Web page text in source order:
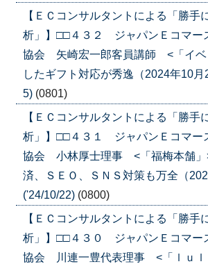
【ＥＣコンサルタントによる「勝手
析」】□□４３２ ジャパンＥコマー
協会 矢崎宏一郎客員講師 <「イ
したギフト対応が秀逸（2024年10
5) (0801)
【ＥＣコンサルタントによる「勝手
析」】□□４３１ ジャパンＥコマー
協会 小林厚士理事 <「福梅本舗
済、ＳＥＯ、ＳＮＳ対策も万全（
('24/10/22) (0800)
【ＥＣコンサルタントによる「勝手
析」】□□４３０ ジャパンＥコマー
協会 川連一豊代表理事 <「ｌｕｌ